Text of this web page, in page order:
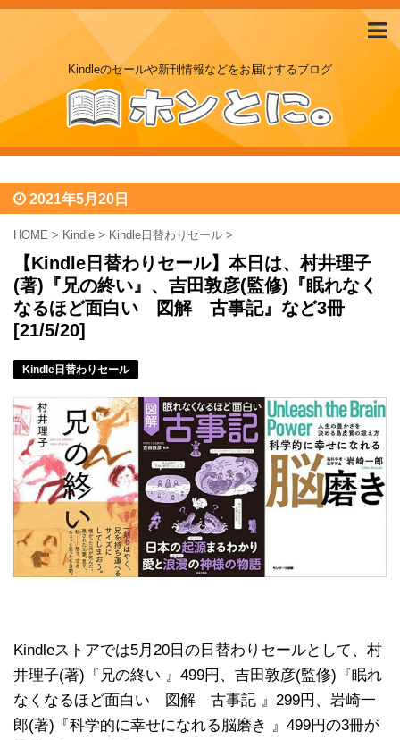
Kindleのセールや新刊情報などをお届けするブログ
2021年5月20日
HOME > Kindle > Kindle日替わりセール >
【Kindle日替わりセール】本日は、村井理子
(著)『兄の終い』、吉田敦彦(監修)『眠れなく
なるほど面白い 図解 古事記』など3冊
[21/5/20]
Kindle日替わりセール
Kindleストアでは5月20日の日替わりセールとして、村
井理子(著)『兄の終い 』499円、吉田敦彦(監修)『眠れ
なくなるほど面白い 図解 古事記 』299円、岩崎一
郎(著)『科学的に幸せになれる脳磨き 』499円の3冊が